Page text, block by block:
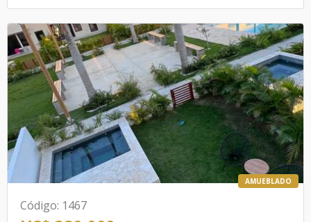
AMUEBLADO
Código: 1467